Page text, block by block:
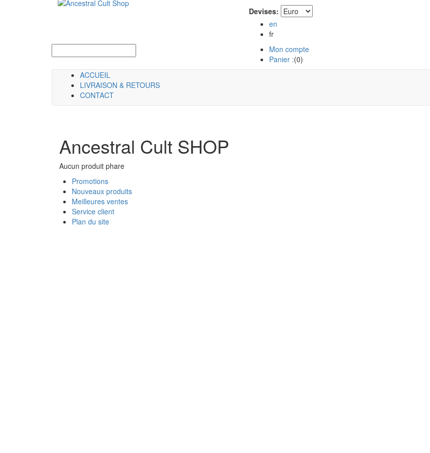
Devises:
en
fr
Mon compte
Panier :(0)
ACCUEIL
LIVRAISON & RETOURS
CONTACT
Ancestral Cult SHOP
Aucun produit phare
Promotions
Nouveaux produits
Meilleures ventes
Service client
Plan du site